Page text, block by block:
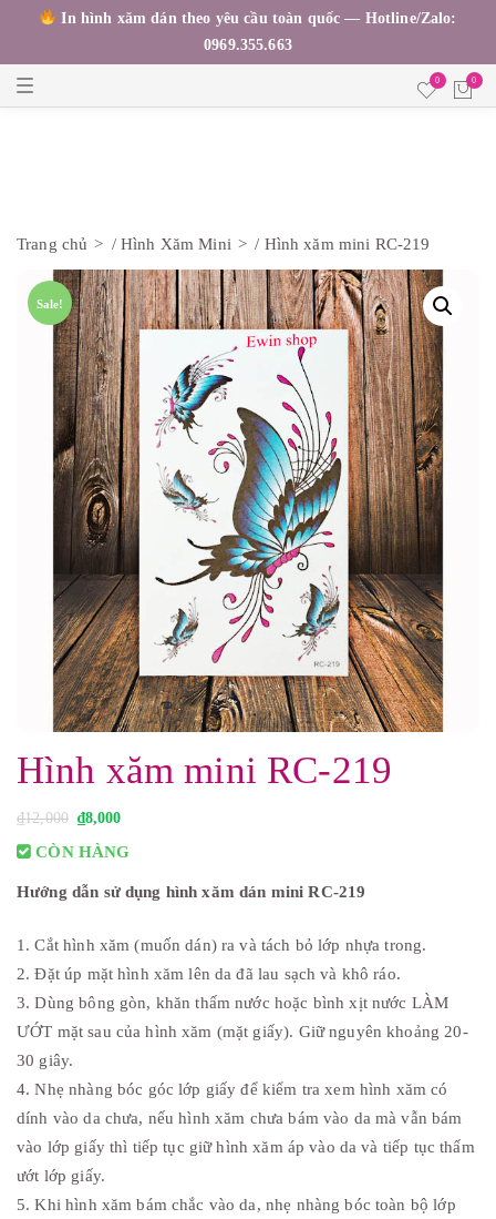
In hình xăm dán theo yêu cầu toàn quốc — Hotline/Zalo:
0969.355.663
T
i
g
o
0 0
Trang chủ / Hình Xăm Mini / Hình xăm mini RC-219
Sale!
Hình xăm mini RC-219
₫12,000 G
á
g
c
:
₫
1
2
,
0
0
₫8,000
á
h
ệ
ạ
i
l
:
₫
8
0
0
.
CÒN HÀNG
Hướng dẫn sử dụng hình xăm dán mini RC-219
1. Cắt hình xăm (muốn dán) ra và tách bỏ lớp nhựa trong.
2. Đặt úp mặt hình xăm lên da đã lau sạch và khô ráo.
3. Dùng bông gòn, khăn thấm nước hoặc bình xịt nước LÀM
ƯỚT mặt sau của hình xăm (mặt giấy). Giữ nguyên khoảng 20-
30 giây.
4. Nhẹ nhàng bóc góc lớp giấy để kiểm tra xem hình xăm có
dính vào da chưa, nếu hình xăm chưa bám vào da mà vẫn bám
vào lớp giấy thì tiếp tục giữ hình xăm áp vào da và tiếp tục thấm
ướt lớp giấy.
5. Khi hình xăm bám chắc vào da, nhẹ nhàng bóc toàn bộ lớp